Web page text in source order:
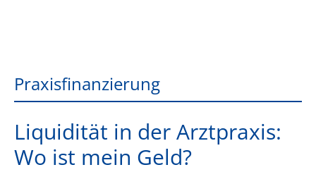
Praxisfinanzierung
Liquidität in der Arztpraxis:
Wo ist mein Geld?